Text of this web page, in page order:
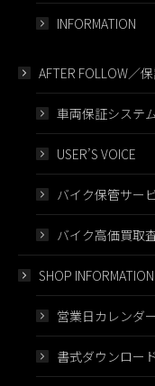
INFORMATION
AFTER FOLLOW／
車両保証システム
USER’S VOICE
バイク保管サー
バイク高価買取
SHOP INFORMATION
営業日カレンダー
書式ダウンロード